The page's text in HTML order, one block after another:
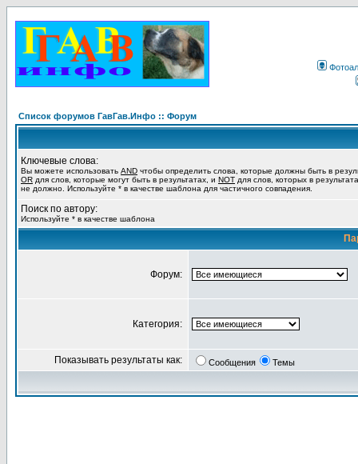
Список форумов ГавГав.Инфо :: Форум
Ключевые слова:
Вы можете использовать AND чтобы определить слова, которые должны быть в
OR для слов, которые могут быть в результатах, и NOT для слов, которых в
не должно. Используйте * в качестве шаблона для частичного совпадения.
Поиск по автору:
Используйте * в качестве шаблона
Форум:
Категория:
Показывать результаты как: Сообщения Темы